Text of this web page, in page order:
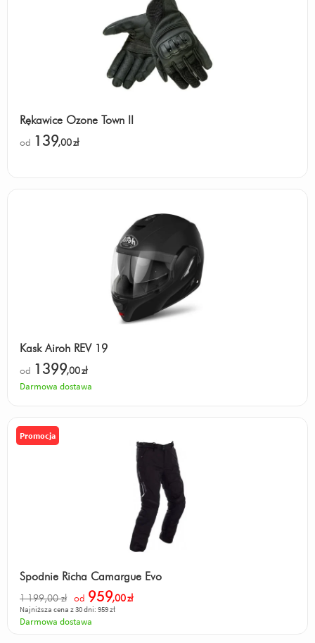
Rękawice Ozone Town II
od 139,00zł
Kask Airoh REV 19
od 1399,00zł
Darmowa dostawa
Promocja
Spodnie Richa Camargue Evo
1 199,00 zł od 959,00zł
Najniższa cena z 30 dni: 959 zł
Darmowa dostawa